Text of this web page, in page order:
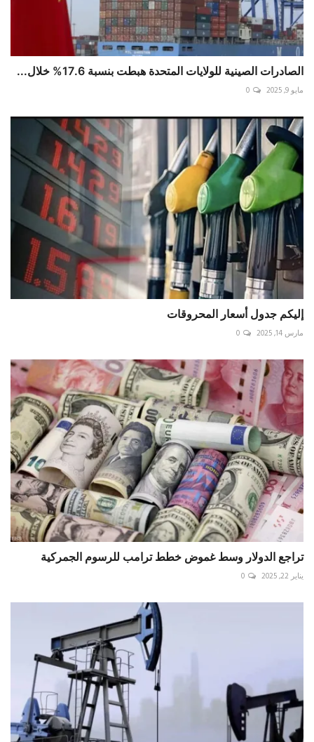
الصادرات الصينية للولايات المتحدة هبطت بنسبة 17.6% خلال...
مايو 9, 2025 0
إليكم جدول أسعار المحروقات
مارس 14, 2025 0
تراجع الدولار وسط غموض خطط ترامب للرسوم الجمركية
يناير 22, 2025 0